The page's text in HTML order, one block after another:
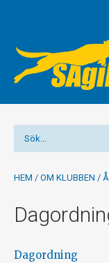
HEM / OM KLUBBEN /
Dagordning